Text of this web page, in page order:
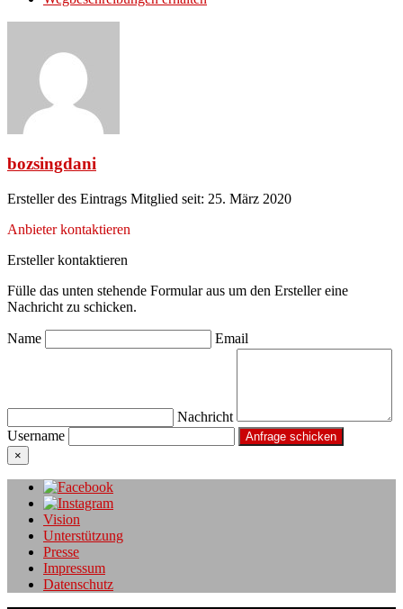
bozsingdani
Ersteller des Eintrags Mitglied seit: 25. März 2020
Anbieter kontaktieren
Ersteller kontaktieren
Fülle das unten stehende Formular aus um den Ersteller eine
Nachricht zu schicken.
Name Email
Nachricht
Username
×
Vision
Unterstützung
Presse
Impressum
Datenschutz